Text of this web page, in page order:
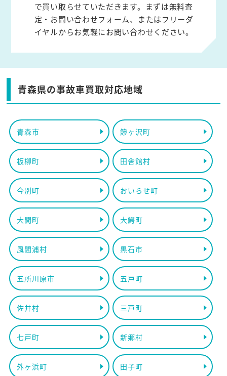
で買い取らせていただきます。まずは無料査
定・お問い合わせフォーム、またはフリーダ
イヤルからお気軽にお問い合わせください。
青森県の事故車買取対応地域
青森市 鰺ヶ沢町
板柳町 田舎館村
今別町 おいらせ町
大間町 大鰐町
風間浦村 黒石市
五所川原市 五戸町
佐井村 三戸町
七戸町 新郷村
外ヶ浜町 田子町